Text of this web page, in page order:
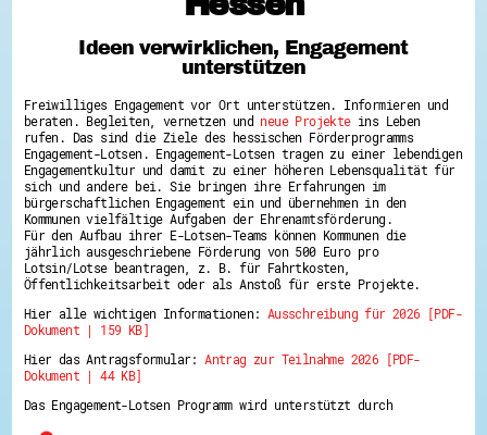
Hessen hilft Ukraine
Zeig uns dein Ehrenamt
Wettbewerb | Trikotwettbewerb
Wettbewerb | 80 Jahre Hessen - Engagement
mit Herz
8 Vereine x 80 Jahre x 1.000 €
Ausgezeichnete Projekte
Menschen des Respekts
SHARE IT: Teile deine Infos!
Gestalte dein Ehrenamt
Ehrenamts-Card Hessen
Engagement-Lotsen
Crowdfunding - Viele schaffen mehr
Ehrentag
Hessen engagiert - Digitale Themenabende
Kompetenznachweis Hessen
Service-Learning
Ideen verwirklichen, Engagement
unterstützen
Freiwilliges Engagement vor Ort unterstützen. Informieren und
beraten. Begleiten, vernetzen und neue Projekteins Leben
rufen. Das sind die Ziele des hessischen Förderprogramms
Engagement-Lotsen. Engagement-Lotsen tragen zu einer lebendigen
Engagementkultur und damit zu einer höheren Lebensqualität für
sich und andere bei. Sie bringen ihre Erfahrungen im
bürgerschaftlichen Engagement ein und übernehmen in den
Kommunen vielfältige Aufgaben der Ehrenamtsförderung.
Für den Aufbau ihrer E-Lotsen-Teams können Kommunen die
jährlich ausgeschriebene Förderung von 500 Euro pro
Lotsin/Lotse beantragen, z. B. für Fahrtkosten,
Öffentlichkeitsarbeit oder als Anstoß für erste Projekte.
Hier alle wichtigen Informationen: Ausschreibung für 2026 [PDF-
Dokument | 159 KB]
Hier das Antragsformular:Antrag zur Teilnahme 2026 [PDF-
Dokument | 44 KB]
Das Engagement-Lotsen Programm wird unterstützt durch